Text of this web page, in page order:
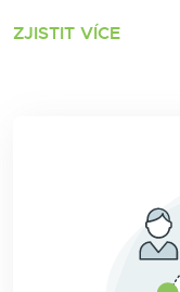
ZJISTIT VÍCE